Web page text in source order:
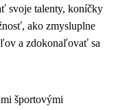
svoje talenty, koníčky
ako zmysluplne
a zdokonaľovať sa
športovými